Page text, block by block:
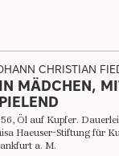
CHRISTIAN
MÄDCHEN,
Öl auf Kupfer.
Haeuser-Stiftung für
a. M.